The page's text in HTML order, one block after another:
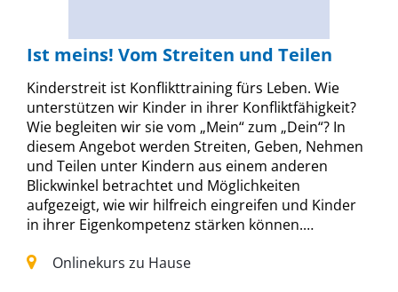
Ist meins! Vom Streiten und Teilen
Kinderstreit ist Konflikttraining fürs Leben. Wie
unterstützen wir Kinder in ihrer Konfliktfähigkeit?
Wie begleiten wir sie vom „Mein“ zum „Dein“? In
diesem Angebot werden Streiten, Geben, Nehmen
und Teilen unter Kindern aus einem anderen
Blickwinkel betrachtet und Möglichkeiten
aufgezeigt, wie wir hilfreich eingreifen und Kinder
in ihrer Eigenkompetenz stärken können.…
Onlinekurs zu Hause